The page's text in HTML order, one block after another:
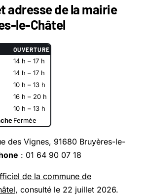
adresse de la mairie
le-Châtel
OUVERTURE
14 h – 17 h
14 h – 17 h
10 h – 13 h
16 h – 20 h
10 h – 13 h
Fermée
des Vignes, 91680 Bruyères-le-
: 01 64 90 07 18
de la commune de
, consulté le 22 juillet 2026.